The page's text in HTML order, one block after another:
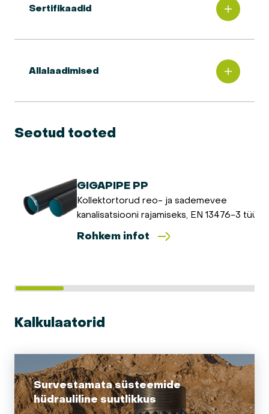
Sertifikaadid
Allalaadimised
Seotud tooted
GIGAPIPE PP
Kollektortorud reo- ja sademevee
kanalisatsiooni rajamiseks, EN 13476-3 tüüp
Rohkem infot
Kalkulaatorid
Survestamata süsteemide
hüdrauliline suutlikkus